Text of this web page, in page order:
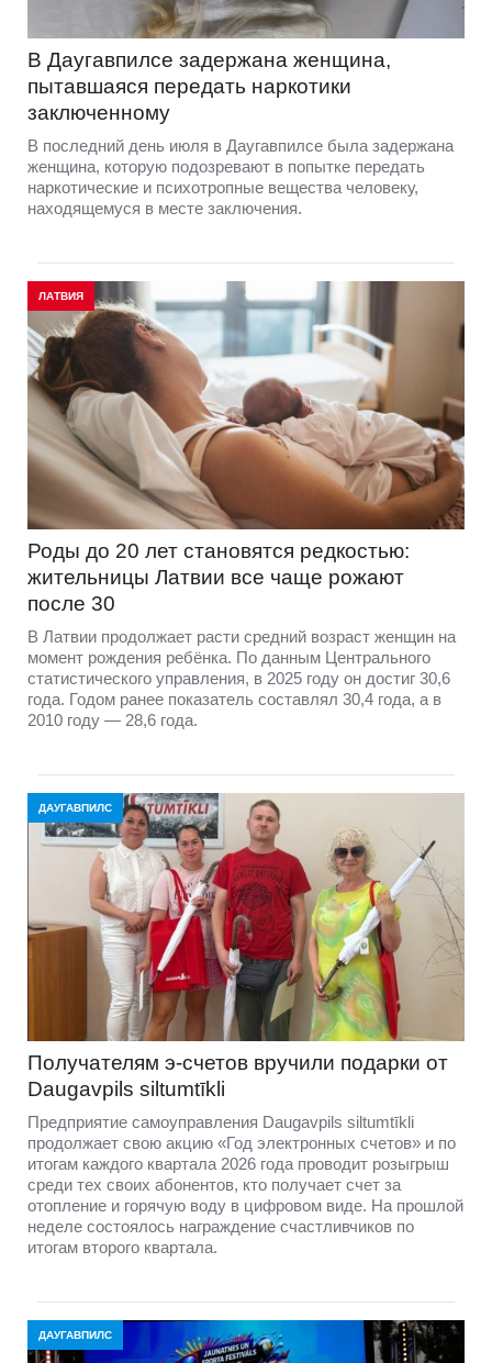
В Даугавпилсе задержана женщина,
пытавшаяся передать наркотики
заключенному
В последний день июля в Даугавпилсе была задержана
женщина, которую подозревают в попытке передать
наркотические и психотропные вещества человеку,
находящемуся в месте заключения.
ЛАТВИЯ
Роды до 20 лет становятся редкостью:
жительницы Латвии все чаще рожают
после 30
В Латвии продолжает расти средний возраст женщин на
момент рождения ребёнка. По данным Центрального
статистического управления, в 2025 году он достиг 30,6
года. Годом ранее показатель составлял 30,4 года, а в
2010 году — 28,6 года.
ДАУГАВПИЛС
Получателям э-счетов вручили подарки от
Daugavpils siltumtīkli
Предприятие самоуправления Daugavpils siltumtīkli
продолжает свою акцию «Год электронных счетов» и по
итогам каждого квартала 2026 года проводит розыгрыш
среди тех своих абонентов, кто получает счет за
отопление и горячую воду в цифровом виде. На прошлой
неделе состоялось награждение счастливчиков по
итогам второго квартала.
ДАУГАВПИЛС